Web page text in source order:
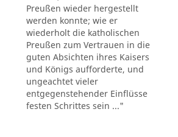
Preußen wieder hergestellt
werden konnte; wie er
wiederholt die katholischen
Preußen zum Vertrauen in die
guten Absichten ihres Kaisers
und Königs aufforderte, und
ungeachtet vieler
entgegenstehender Einflüsse
festen Schrittes sein ..."